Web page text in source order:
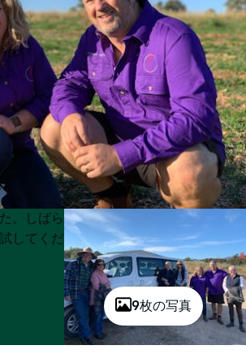
9枚の写真
。しばら
してくだ